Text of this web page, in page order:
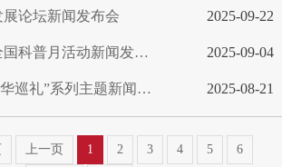
展论坛新闻发布会 2025-09-22
2025年北京市全国科普月活动新闻发布会 2025-09-04
“一把手发布·京华巡礼”系列主题新闻发布会——石景山·从“愿景”到“实景”的创新创业之城 2025-08-21
上一页 1 2 3 4 5 6